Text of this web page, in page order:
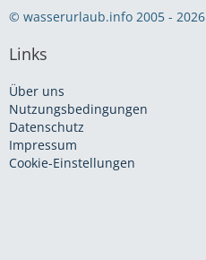
© wasserurlaub.info 2005 - 2026
Links
Über uns
Nutzungsbedingungen
Datenschutz
Impressum
Cookie-Einstellungen